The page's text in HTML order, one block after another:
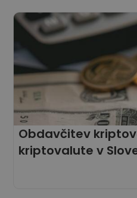
Analitika portfelja
Pametni vpogledi za
Obdavčitev
kriptovalute v